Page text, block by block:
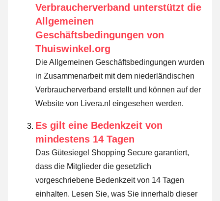
Verbraucherverband unterstützt die
Allgemeinen
Geschäftsbedingungen von
Thuiswinkel.org
Die Allgemeinen Geschäftsbedingungen wurden
in Zusammenarbeit mit dem niederländischen
Verbraucherverband erstellt und können auf der
Website von Livera.nl eingesehen werden.
Es gilt eine Bedenkzeit von
mindestens 14 Tagen
Das Gütesiegel Shopping Secure garantiert,
dass die Mitglieder die gesetzlich
vorgeschriebene Bedenkzeit von 14 Tagen
einhalten. Lesen Sie, was Sie innerhalb dieser